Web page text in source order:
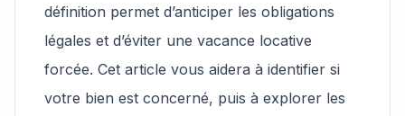
définition permet d’anticiper les obligations
légales et d’éviter une vacance locative
forcée. Cet article vous aidera à identifier si
votre bien est concerné, puis à explorer les